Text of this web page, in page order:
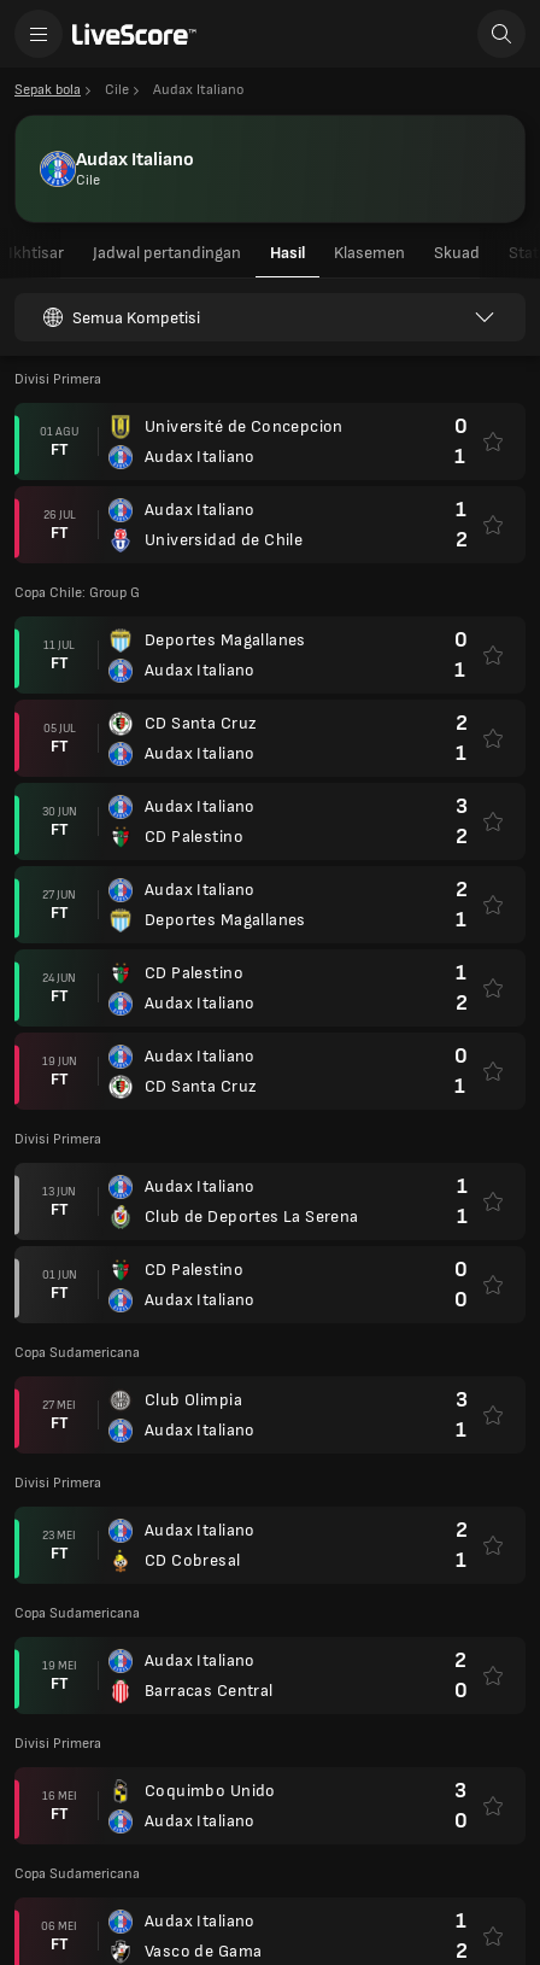
Sepak bola Cile Audax Italiano
Audax Italiano
Cile
Ikhtisar Jadwal pertandingan Hasil Klasemen Skuad
Semua Kompetisi
Divisi Primera
01 AGU
FT
Université de Concepcion
Audax Italiano
0
1
26 JUL
FT
Audax Italiano
Universidad de Chile
1
2
Copa Chile: Group G
11 JUL
FT
Deportes Magallanes
Audax Italiano
0
1
05 JUL
FT
CD Santa Cruz
Audax Italiano
2
1
30 JUN
FT
Audax Italiano
CD Palestino
3
2
27 JUN
FT
Audax Italiano
Deportes Magallanes
2
1
24 JUN
FT
CD Palestino
Audax Italiano
1
2
19 JUN
FT
Audax Italiano
CD Santa Cruz
0
1
Divisi Primera
13 JUN
FT
Audax Italiano
Club de Deportes La Serena
1
1
01 JUN
FT
CD Palestino
Audax Italiano
0
0
Copa Sudamericana
27 MEI
FT
Club Olimpia
Audax Italiano
3
1
Divisi Primera
23 MEI
FT
Audax Italiano
CD Cobresal
2
1
Copa Sudamericana
19 MEI
FT
Audax Italiano
Barracas Central
2
0
Divisi Primera
16 MEI
FT
Coquimbo Unido
Audax Italiano
3
0
Copa Sudamericana
06 MEI
FT
Audax Italiano
Vasco de Gama
1
2